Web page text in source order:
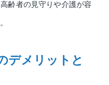
齢者の見守りや介護が容
デメリットと